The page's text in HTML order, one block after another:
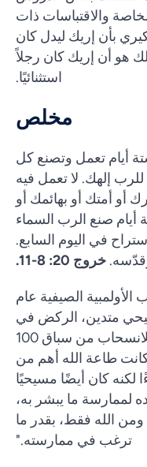
والاقتباسات ذات
بأن إريك ليدل كان
هو أن إريك كان رجلاً
استثنائيًا.
مخلص
أيام تعمل وتصنع كل
إلهك. لا تعمل فيه
أو أمتك أو بهائمك أو
صنع الرب السماء
في اليوم السابع.
خروج 20: 8-11.
الصيفية عام
متدين، الركض في
مباراة أقيمت يوم الأحد. واضطر للانسحاب من سباق 100
طاعة الله أهم من
لكنه كان أيضًا مسيحيًا
لممارسة ما يبشر به،
الله فقط، بقدر ما
ترغب في ممارسته."